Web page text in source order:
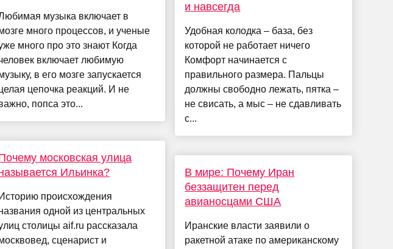
музыка включает в
много процессов, и ученые
много про это знают Когда
включает любимую
в его мозге запускается
цепочка реакций. И не
попса это...
московская улица
Ильинка?
Историю происхождения
одной из центральных
столицы aif.ru рассказала
сценарист и
и навсегда
Удобная колодка – база, без
которой не работает ничего
Комфорт начинается с
правильного размера. Пальцы
должны свободно лежать, пятка –
не свисать, а мыс – не сдавливать
с...
В мире: Почему Иран
беззащитен перед
авианосцами США
Иранские власти заявили о
ракетной атаке по американскому